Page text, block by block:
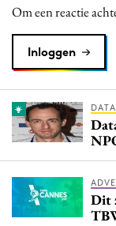
PR
Programmatic
Purpose Marketing
Om een reactie
Inloggen
Dit